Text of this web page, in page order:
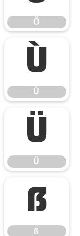
Õ
Ù
Ù
Ü
Ü
ß
ß